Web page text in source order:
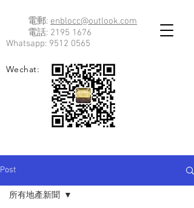
電郵: enblocc@outlook.com
電話: 2195 1676
Whatsapp: 9512 0565
Wechat:
Post
所有地產新聞